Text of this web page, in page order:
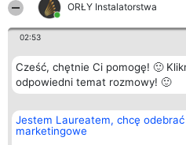
ORŁY Instalatorstwa
02:53
Cześć, chętnie Ci pomogę! 🙂
odpowiedni temat rozmowy! 🙂
Jestem Laureatem, chcę odebrać
marketingowe
Organizator plebiscytu
Bright Side Solutions sp. z o.
o. sp. k.
Laureaci